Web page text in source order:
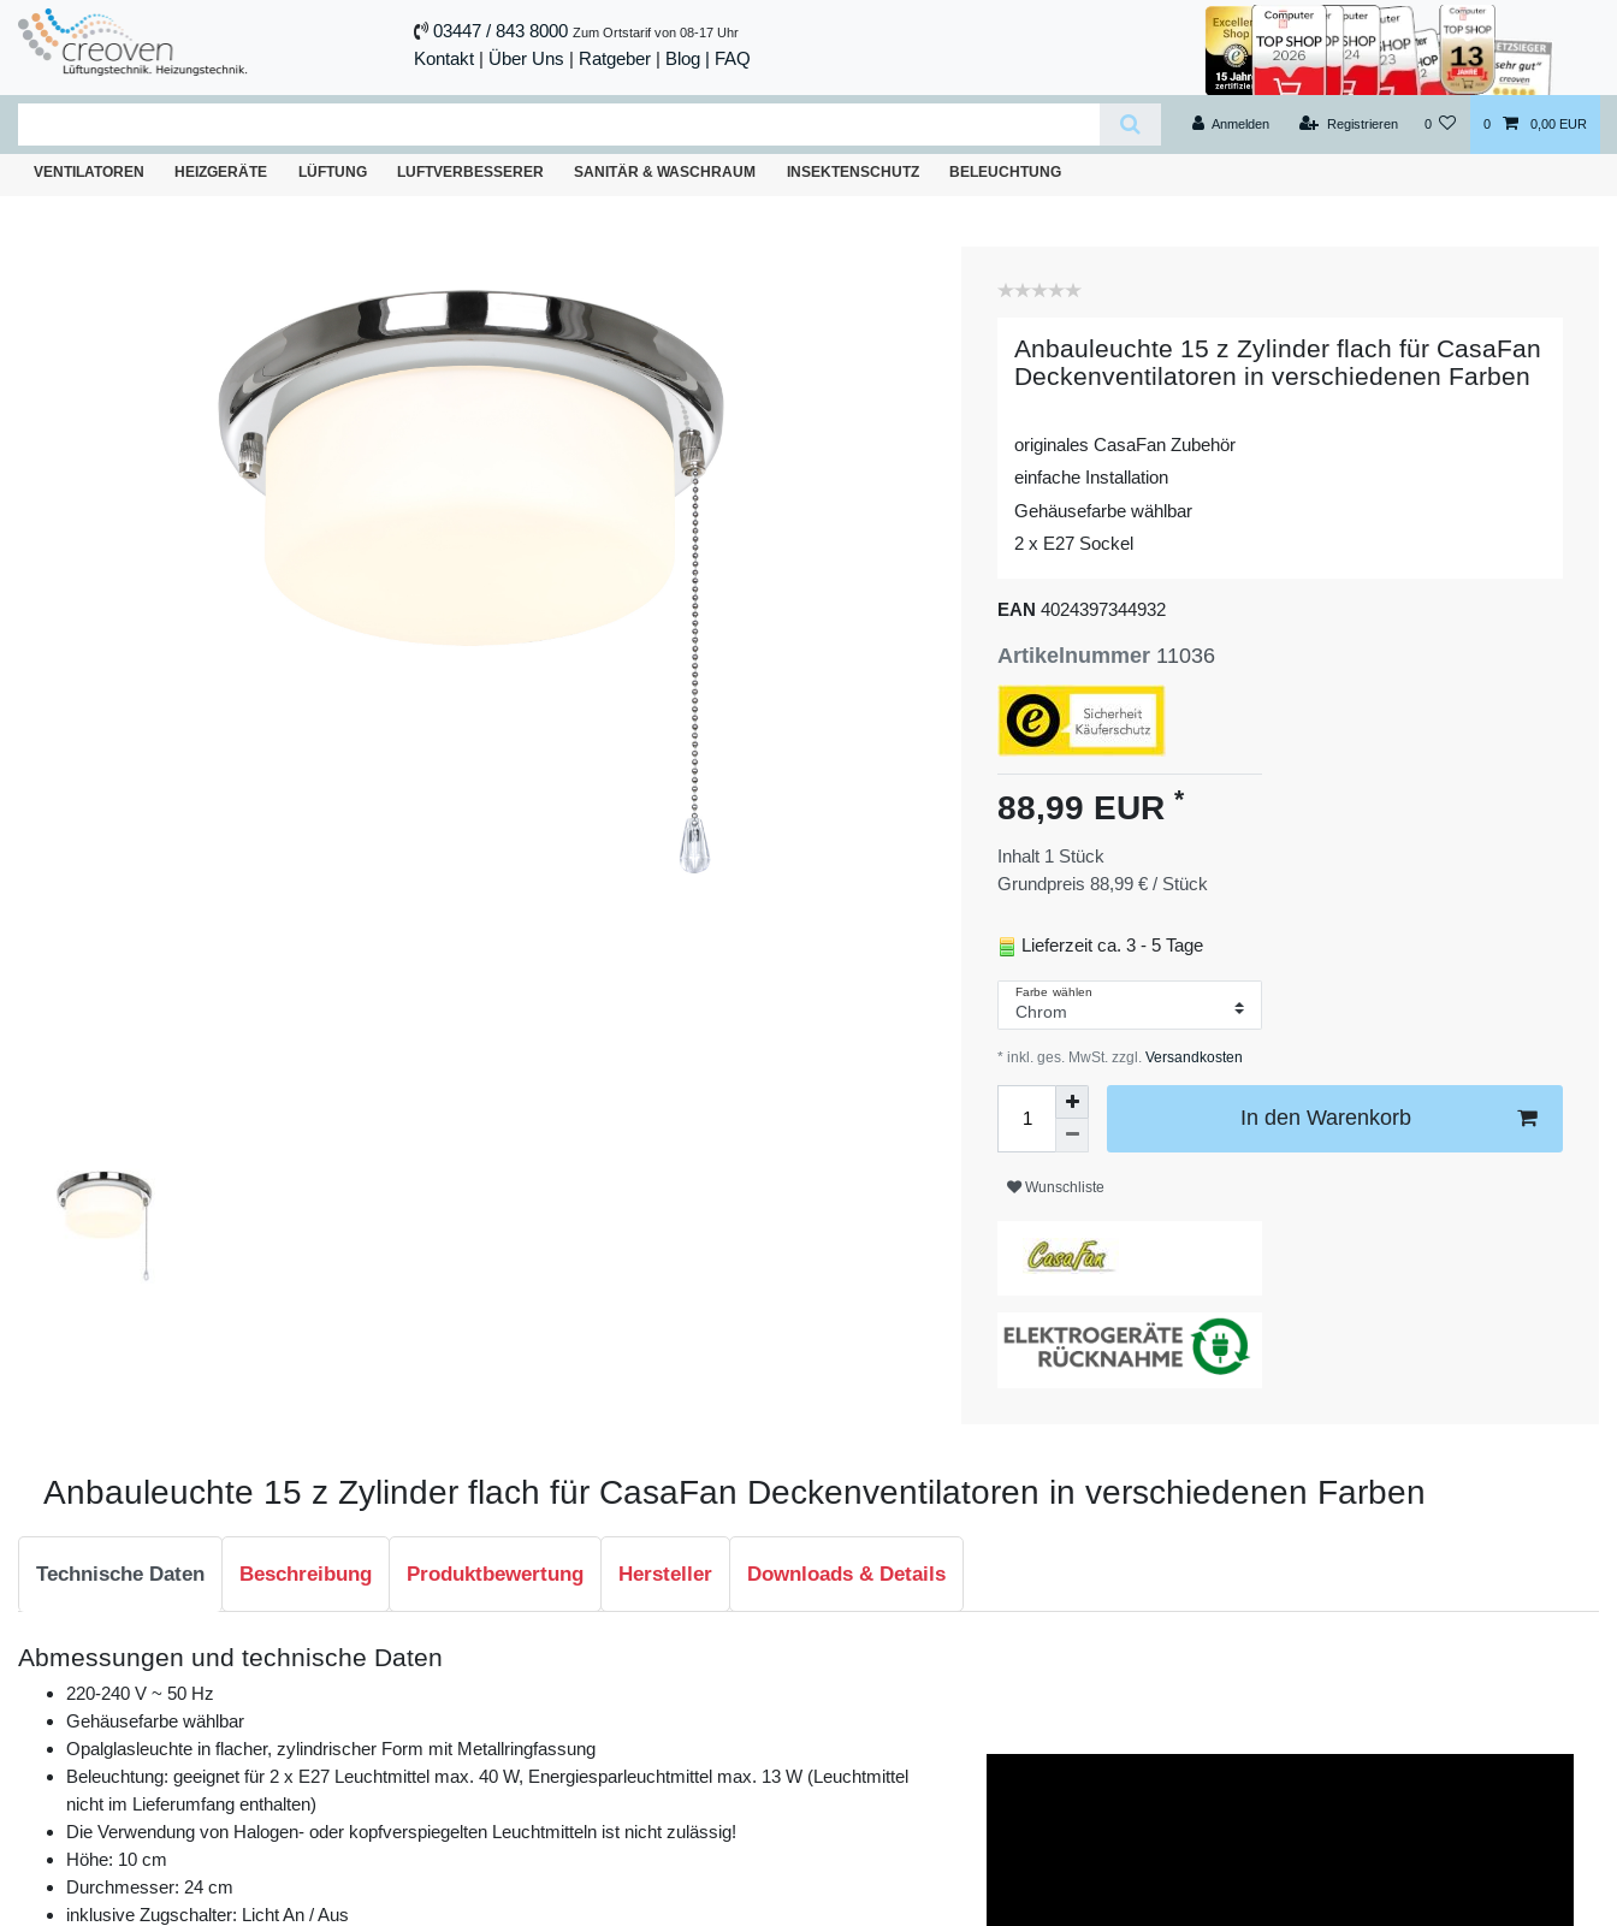
03447 / 843 8000 Zum Ortstarif von 08-17 Uhr
Kontakt| Über Uns | Ratgeber| Blog | FAQ
Anmelden Registrieren 0 0 0,00 EUR
VENTILATOREN HEIZGERÄTE LÜFTUNG LUFTVERBESSERER SANITÄR & WASCHRAUM INSEKTENSCHUTZ BELEUCHTUNG
Anbauleuchte 15 z Zylinder flach für CasaFan
Deckenventilatoren in verschiedenen Farben
originales CasaFan Zubehör
einfache Installation
Gehäusefarbe wählbar
2 x E27 Sockel
EAN 4024397344932
Artikelnummer 11036
88,99 EUR *
Inhalt 1 Stück
Grundpreis 88,99 € / Stück
Lieferzeit ca. 3 - 5 Tage
Farbe wählen
* inkl. ges. MwSt. zzgl. Versandkosten
In den Warenkorb
Wunschliste
Anbauleuchte 15 z Zylinder flach für CasaFan Deckenventilatoren in verschiedenen Farben
Technische Daten Beschreibung Produktbewertung Hersteller Downloads & Details
Abmessungen und technische Daten
220-240 V ~ 50 Hz
Gehäusefarbe wählbar
Opalglasleuchte in flacher, zylindrischer Form mit Metallringfassung
Beleuchtung: geeignet für 2 x E27 Leuchtmittel max. 40 W, Energiesparleuchtmittel max. 13 W (Leuchtmittel
nicht im Lieferumfang enthalten)
Die Verwendung von Halogen- oder kopfverspiegelten Leuchtmitteln ist nicht zulässig!
Höhe: 10 cm
Durchmesser: 24 cm
inklusive Zugschalter: Licht An / Aus